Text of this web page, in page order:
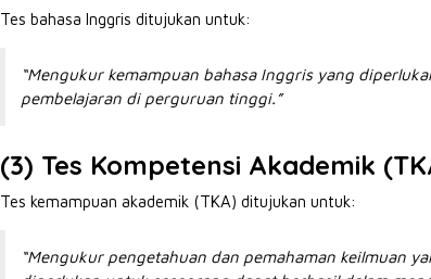
Tes bahasa Inggris ditujukan untuk:
“Mengukur kemampuan bahasa Inggris yang
pembelajaran di perguruan tinggi.”
(3) Tes Kompetensi Akademik
Tes kemampuan akademik (TKA) ditujukan untuk:
“Mengukur pengetahuan dan pemahaman keilmuan